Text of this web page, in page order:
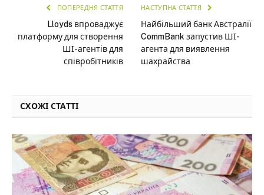
ПОПЕРЕДНЯ СТАТТЯ
Lloyds впроваджує
платформу для створення
ШІ-агентів для
співробітників
НАСТУПНА СТАТТЯ
Найбільший банк Австралії
CommBank запустив ШІ-
агента для виявлення
шахрайства
СХОЖІ СТАТТІ